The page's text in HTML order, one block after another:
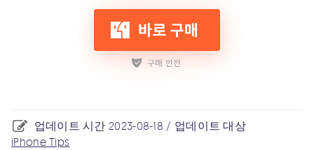
업데이트 시간 2023-08-18 / 업데이트 대상
iPhone Tips